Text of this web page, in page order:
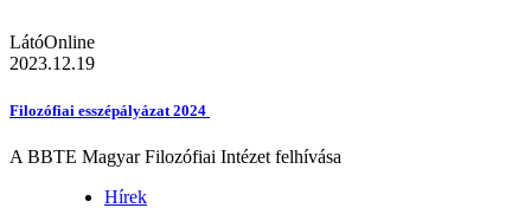
LátóOnline
2023.12.19
Filozófiai esszépályázat 2024
A BBTE Magyar Filozófiai Intézet felhívása
Hírek